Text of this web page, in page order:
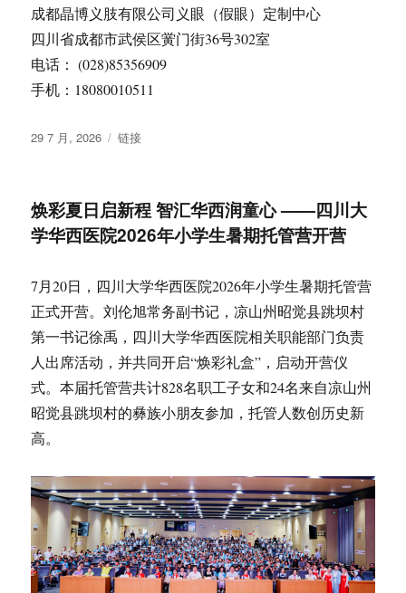
成都晶博义肢有限公司义眼（假眼）定制中心
四川省成都市武侯区黉门街36号302室
电话： (028)85356909
手机：18080010511
发
29 7 月, 2026
格
链接
焕彩夏日启新程 智汇华西润童心 ——四川大
学华西医院2026年小学生暑期托管营开营
7月20日，四川大学华西医院2026年小学生暑期托管营
正式开营。刘伦旭常务副书记，凉山州昭觉县跳坝村
第一书记徐禹，四川大学华西医院相关职能部门负责
人出席活动，并共同开启“焕彩礼盒”，启动开营仪
式。本届托管营共计828名职工子女和24名来自凉山州
昭觉县跳坝村的彝族小朋友参加，托管人数创历史新
高。